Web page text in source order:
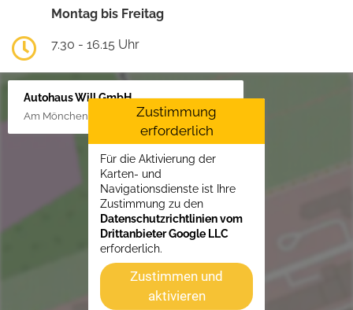
Montag bis Freitag
7.30 - 16.15 Uhr
Autohaus Will GmbH
Am Mönchenfelde 18, 38889 Blankenburg
Zustimmung
erforderlich
Für die Aktivierung der
Karten- und
Navigationsdienste ist Ihre
Zustimmung zu den
Datenschutzrichtlinien vom
Drittanbieter Google LLC
erforderlich.
Zustimmen und
aktivieren